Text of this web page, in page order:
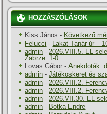
HOZZÁSZÓLÁSOK
Kiss János - Következő
Felucci - Lakat Tanár úr –
admin -2026.VIII.5. EL-
Zabrze: 1-0
Lovas Gábor -Anekdoták:
admin -Játékoskeret és
admin -2026.VIII.2.
admin -2026.VIII.2.
admin -2026.VII.30. EL-
admin - Botka Endre